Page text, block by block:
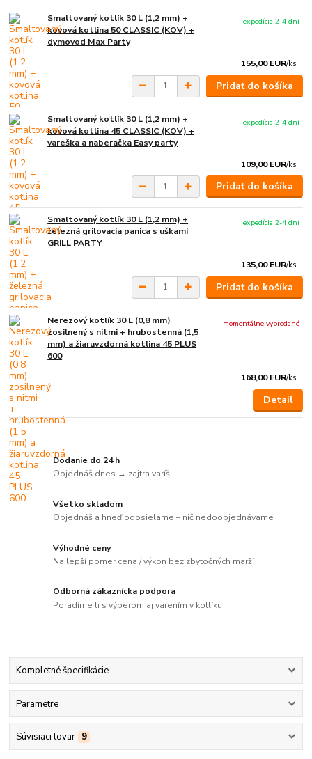
Smaltovaný kotlík 30 L (1,2 mm) +
kovová kotlina 50 CLASSIC (KOV) +
dymovod Max Party
155,00 EUR/ks
expedícia 2-4 dní
Pridať do košíka
Smaltovaný kotlík 30 L (1,2 mm) +
kovová kotlina 45 CLASSIC (KOV) +
vareška a naberačka Easy party
109,00 EUR/ks
expedícia 2-4 dní
Pridať do košíka
Smaltovaný kotlík 30 L (1,2 mm) +
železná grilovacia panica s uškami
GRILL PARTY
135,00 EUR/ks
expedícia 2-4 dní
Pridať do košíka
Nerezový kotlík 30 L (0,8 mm)
zosilnený s nitmi + hrubostenná (1,5
mm) a žiaruvzdorná kotlina 45 PLUS
600
168,00 EUR/ks
momentálne vypredané
Detail
Dodanie do 24 h
Objednáš dnes → zajtra varíš
Všetko skladom
Objednáš a hneď odosielame – nič nedoobjednávame
Výhodné ceny
Najlepší pomer cena / výkon bez zbytočných marží
Odborná zákaznícka podpora
Poradíme ti s výberom aj varením v kotlíku
Kompletné špecifikácie
Parametre
Súvisiaci tovar 9